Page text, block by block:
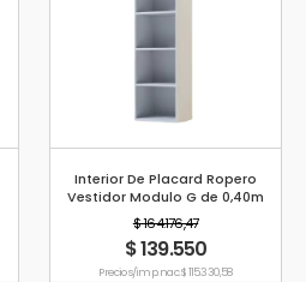
Interior De Placard Ropero
Vestidor Modulo G de 0,40m
$ 164.176,47
$ 139.550
Precio s/imp. nac. $ 115.330,58